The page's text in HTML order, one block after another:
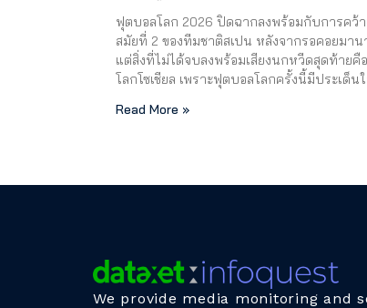
ฟุตบอลโลก 2026 ปิดฉากลงพร้อมกับการคว้
สมัยที่ 2 ของทีมชาติสเปน หลังจากรอคอยมาน
แต่สิ่งที่ไม่ได้จบลงพร้อมเสียงนกหวีดสุดท้ายคื
โลกโซเชียล เพราะฟุตบอลโลกครั้งนี้มีประเด็
Read More »
We provide media monitoring and